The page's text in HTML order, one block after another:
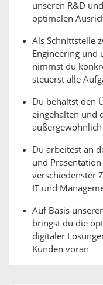
unseren R&D
optimalen
Als Schnittstelle
Engineering und
nimmst du
steuerst alle
Du behältst den
eingehalten und
Du arbeitest an
und
verschiedenster
IT und
Auf Basis
bringst du die
digitaler
Kunden voran